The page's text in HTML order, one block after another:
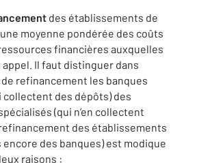
des établissements de
moyenne pondérée des coûts
financières auxquelles
Il faut distinguer dans
de refinancement les banques
collectent des dépôts) des
(qui n’en collectent
des établissements
des banques) est modique
raisons :